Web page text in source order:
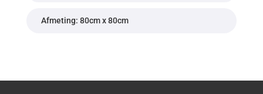
Afmeting: 80cm x 80cm